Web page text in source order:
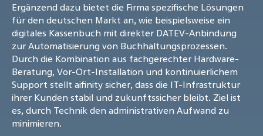
Ergänzend dazu bietet die Firma spezifische Lösungen
für den deutschen Markt an, wie beispielsweise ein
digitales Kassenbuch mit direkter DATEV-Anbindung
zur Automatisierung von Buchhaltungsprozessen.
Durch die Kombination aus fachgerechter Hardware-
Beratung, Vor-Ort-Installation und kontinuierlichem
Support stellt aifinity sicher, dass die IT-Infrastruktur
ihrer Kunden stabil und zukunftssicher bleibt. Ziel ist
es, durch Technik den administrativen Aufwand zu
minimieren.